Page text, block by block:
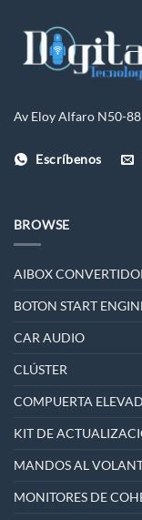
Av Eloy Alfaro N50-
Escríbenos
BROWSE
AIBOX
BOTON START
CAR AUDIO
CLÚSTER
COMPUERTA
KIT DE
MANDOS AL
MONITORES DE